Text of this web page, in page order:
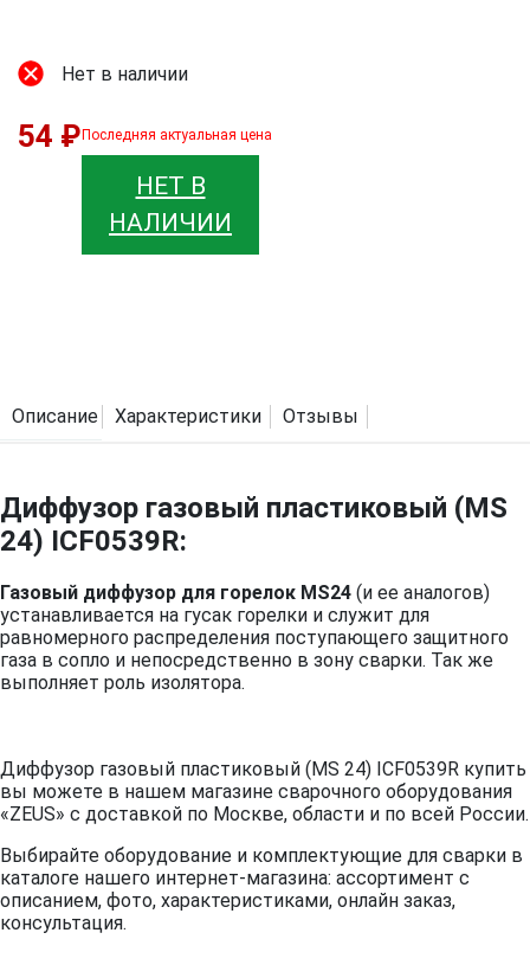
Нет в наличии
54 ₽ Последняя актуальная цена
НЕТ В
НАЛИЧИИ
Описание Характеристики Отзывы
Диффузор газовый пластиковый (MS
24) ICF0539R:
Газовый диффузор для горелок MS24 (и ее аналогов)
устанавливается на гусак горелки и служит для
равномерного распределения поступающего защитного
газа в сопло и непосредственно в зону сварки. Так же
выполняет роль изолятора.
Диффузор газовый пластиковый (MS 24) ICF0539R купить
вы можете в нашем магазине сварочного оборудования
«ZEUS» с доставкой по Москве, области и по всей России.
Выбирайте оборудование и комплектующие для сварки в
каталоге нашего интернет-магазина: ассортимент с
описанием, фото, характеристиками, онлайн заказ,
консультация.